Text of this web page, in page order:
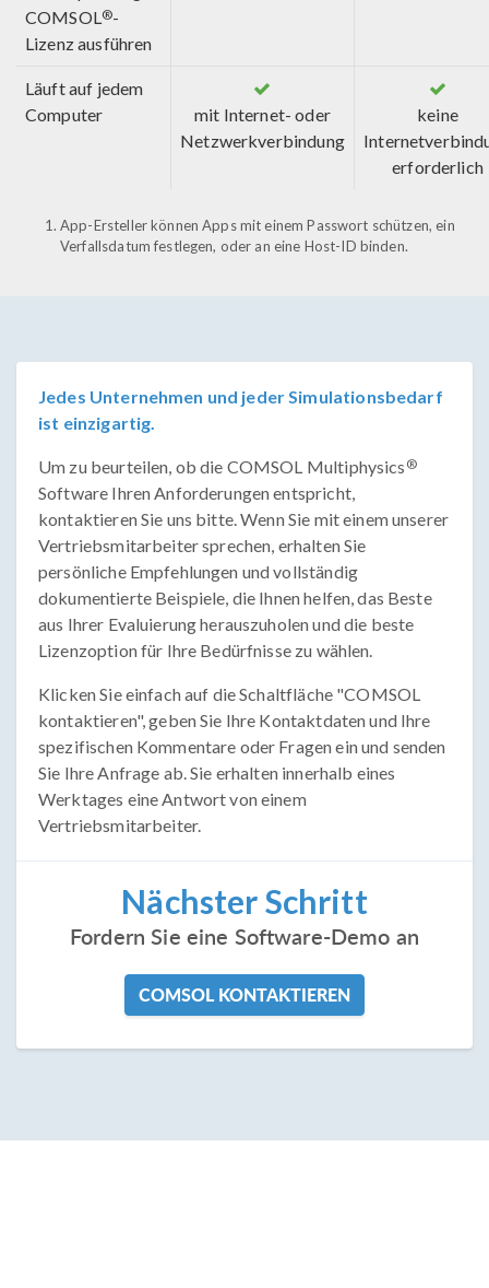
COMSOL®-
Lizenz ausführen
Läuft auf jedem
Computer
mit Internet- oder
Netzwerkverbindung
keine
erforderlich
App-Ersteller können Apps mit einem Passwort schützen, ein
Verfallsdatum festlegen, oder an eine Host-ID binden.
Jedes Unternehmen und jeder Simulationsbedarf
ist einzigartig.
Um zu beurteilen, ob die COMSOL Multiphysics ®
Software Ihren Anforderungen entspricht,
kontaktieren Sie uns bitte. Wenn Sie mit einem unserer
Vertriebsmitarbeiter sprechen, erhalten Sie
persönliche Empfehlungen und vollständig
dokumentierte Beispiele, die Ihnen helfen, das Beste
aus Ihrer Evaluierung herauszuholen und die beste
Lizenzoption für Ihre Bedürfnisse zu wählen.
Klicken Sie einfach auf die Schaltfläche "COMSOL
kontaktieren", geben Sie Ihre Kontaktdaten und Ihre
spezifischen Kommentare oder Fragen ein und senden
Sie Ihre Anfrage ab. Sie erhalten innerhalb eines
Werktages eine Antwort von einem
Vertriebsmitarbeiter.
Nächster Schritt
Fordern Sie eine Software-Demo an
COMSOL KONTAKTIEREN